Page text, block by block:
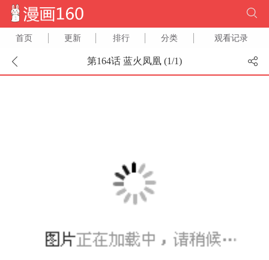
首页 更新 排行 分类 观看记录
第164话 蓝火凤凰 (1/1)